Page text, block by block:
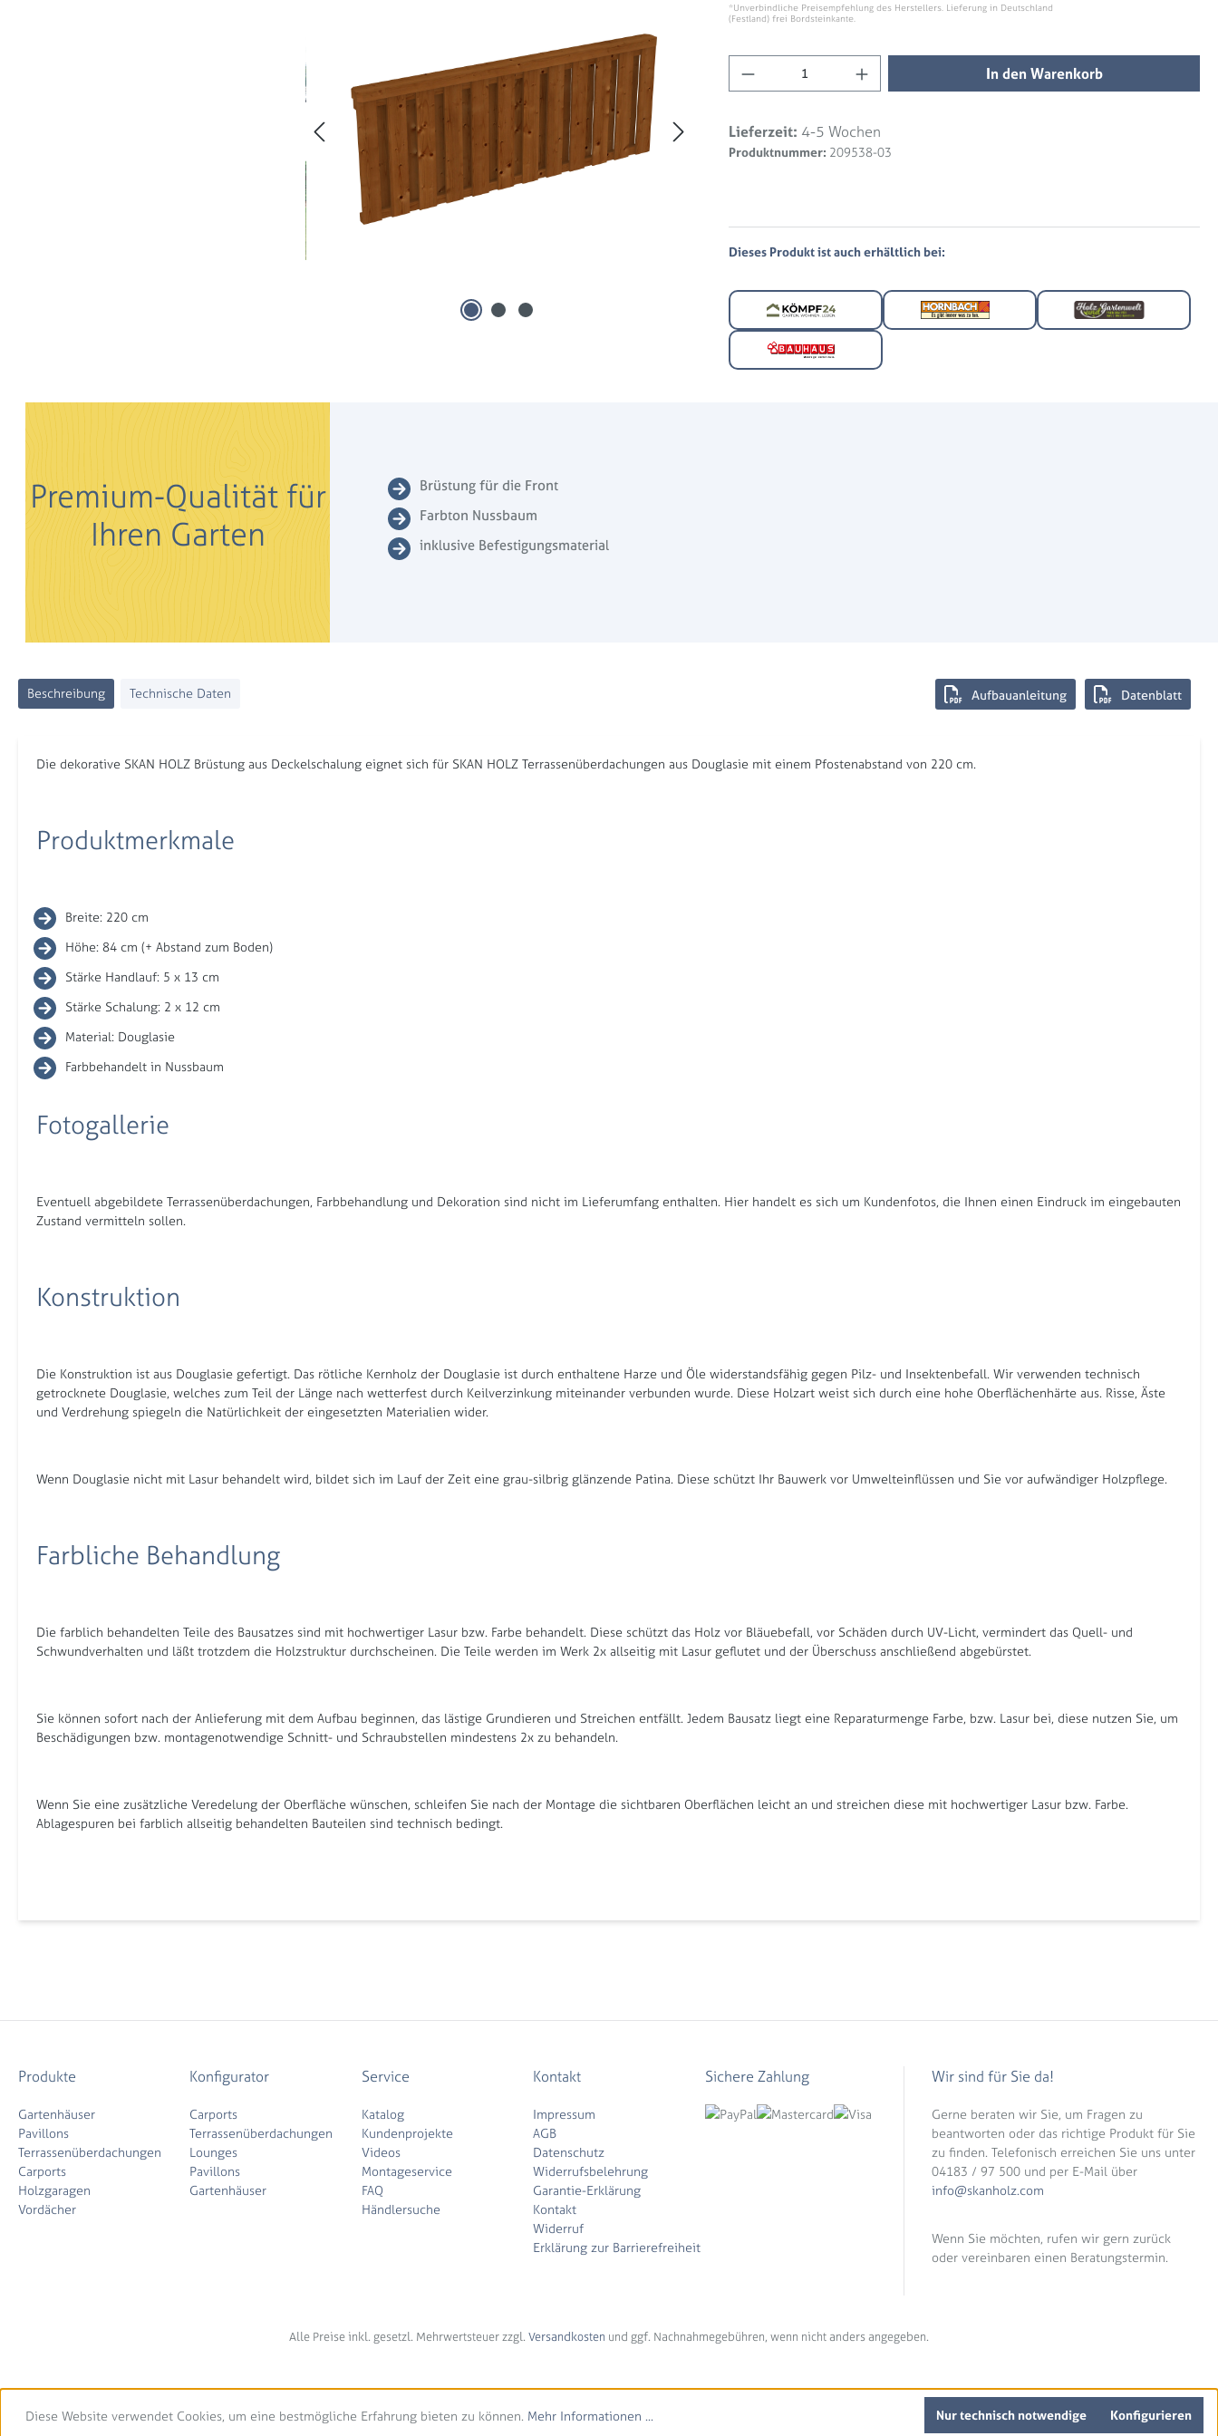
*Unverbindliche Preisempfehlung des Herstellers. Lieferung in Deutschland
(Festland) frei Bordsteinkante.
Produkt Anzahl: Gib den gewünschten Wert ein
In den Warenkorb
Lieferzeit: 4-5 Wochen
Produktnummer: 209538-03
Dieses Produkt ist auch erhältlich bei:
Premium-Qualität für
Ihren Garten
Brüstung für die Front
Farbton Nussbaum
inklusive Befestigungsmaterial
Beschreibung Technische Daten Aufbauanleitung Datenblatt
Die dekorative SKAN HOLZ Brüstung aus Deckelschalung eignet sich für SKAN HOLZ Terrassenüberdachungen aus Douglasie mit einem Pfostenabstand von 220 cm.
Produktmerkmale
Breite: 220 cm
Höhe: 84 cm (+ Abstand zum Boden)
Stärke Handlauf: 5 x 13 cm
Stärke Schalung: 2 x 12 cm
Material: Douglasie
Farbbehandelt in Nussbaum
Fotogallerie
Eventuell abgebildete Terrassenüberdachungen, Farbbehandlung und Dekoration sind nicht im Lieferumfang enthalten. Hier handelt es sich um Kundenfotos, die Ihnen einen Eindruck im eingebauten
Zustand vermitteln sollen.
Konstruktion
Die Konstruktion ist aus Douglasie gefertigt. Das rötliche Kernholz der Douglasie ist durch enthaltene Harze und Öle widerstandsfähig gegen Pilz- und Insektenbefall. Wir verwenden technisch
getrocknete Douglasie, welches zum Teil der Länge nach wetterfest durch Keilverzinkung miteinander verbunden wurde. Diese Holzart weist sich durch eine hohe Oberflächenhärte aus. Risse, Äste
und Verdrehung spiegeln die Natürlichkeit der eingesetzten Materialien wider.
Wenn Douglasie nicht mit Lasur behandelt wird, bildet sich im Lauf der Zeit eine grau-silbrig glänzende Patina. Diese schützt Ihr Bauwerk vor Umwelteinflüssen und Sie vor aufwändiger Holzpflege.
Farbliche Behandlung
Die farblich behandelten Teile des Bausatzes sind mit hochwertiger Lasur bzw. Farbe behandelt. Diese schützt das Holz vor Bläuebefall, vor Schäden durch UV-Licht, vermindert das Quell- und
Schwundverhalten und läßt trotzdem die Holzstruktur durchscheinen. Die Teile werden im Werk 2x allseitig mit Lasur geflutet und der Überschuss anschließend abgebürstet.
Sie können sofort nach der Anlieferung mit dem Aufbau beginnen, das lästige Grundieren und Streichen entfällt. Jedem Bausatz liegt eine Reparaturmenge Farbe, bzw. Lasur bei, diese nutzen Sie, um
Beschädigungen bzw. montagenotwendige Schnitt- und Schraubstellen mindestens 2x zu behandeln.
Wenn Sie eine zusätzliche Veredelung der Oberfläche wünschen, schleifen Sie nach der Montage die sichtbaren Oberflächen leicht an und streichen diese mit hochwertiger Lasur bzw. Farbe.
Ablagespuren bei farblich allseitig behandelten Bauteilen sind technisch bedingt.
Produkte
Gartenhäuser
Pavillons
Terrassenüberdachungen
Carports
Holzgaragen
Vordächer
Konfigurator
Carports
Terrassenüberdachungen
Lounges
Pavillons
Gartenhäuser
Service
Katalog
Kundenprojekte
Videos
Montageservice
FAQ
Händlersuche
Kontakt
Impressum
AGB
Datenschutz
Widerrufsbelehrung
Garantie-Erklärung
Kontakt
Widerruf
Erklärung zur Barrierefreiheit
Sichere Zahlung Wir sind für Sie da!
Gerne beraten wir Sie, um Fragen zu
beantworten oder das richtige Produkt für Sie
zu finden. Telefonisch erreichen Sie uns unter
04183 / 97 500 und per E-Mail über
info@skanholz.com
Wenn Sie möchten, rufen wir gern zurück
oder vereinbaren einen Beratungstermin.
Alle Preise inkl. gesetzl. Mehrwertsteuer zzgl. Versandkosten und ggf. Nachnahmegebühren, wenn nicht anders angegeben.
Diese Website verwendet Cookies, um eine bestmögliche Erfahrung bieten zu können. Mehr Informationen ... Nur technisch notwendige Konfigurieren